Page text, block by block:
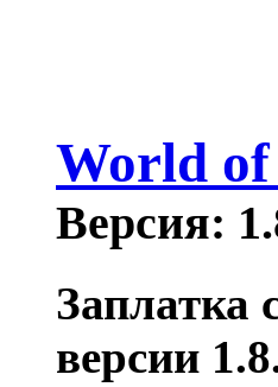
World
Версия:
Заплатка
версии